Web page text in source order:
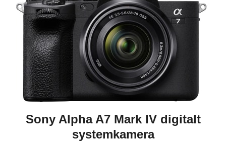
Sony Alpha A7 Mark IV digitalt
systemkamera